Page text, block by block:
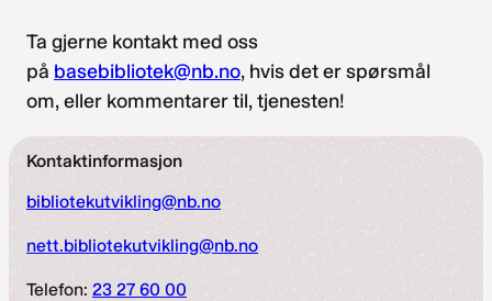
Ta gjerne kontakt med oss
på basebibliotek@nb.no, hvis det er spørsmål
om, eller kommentarer til, tjenesten!
Kontaktinformasjon
bibliotekutvikling@nb.no
nett.bibliotekutvikling@nb.no
Telefon: 23 27 60 00